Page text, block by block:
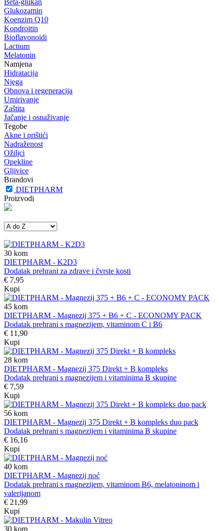
Beta-glukan
Glukozamin
Koenzim Q10
Kondroitin
Bioflavonoidi
Lactium
Melatonin
Namjena
Hidratacija
Njega
Obnova i regeneracija
Umirivanje
Zaštita
Jačanje i osnaživanje
Tegobe
Akne i prištići
Nadraženost
Ožiljci
Opekline
Gljivice
Brandovi
DIETPHARM
Proizvodi
30 kom
DIETPHARM - K2D3
Dodatak prehrani za zdrave i čvrste kosti
€ 7,95
Kupi
45 kom
DIETPHARM - Magnezij 375 + B6 + C - ECONOMY PACK
Dodatak prehrani s magnezijem, vitaminom C i B6
€ 11,90
Kupi
28 kom
DIETPHARM - Magnezij 375 Direkt + B kompleks
Dodatak prehrani s magnezijem i vitaminima B skupine
€ 7,59
Kupi
56 kom
DIETPHARM - Magnezij 375 Direkt + B kompleks duo pack
Dodatak prehrani s magnezijem i vitaminima B skupine
€ 16,16
Kupi
40 kom
DIETPHARM - Magnezij noć
Dodatak prehrani s magnezijem, vitaminom B6, melatoninom i
valerijanom
€ 21,99
Kupi
30 kom